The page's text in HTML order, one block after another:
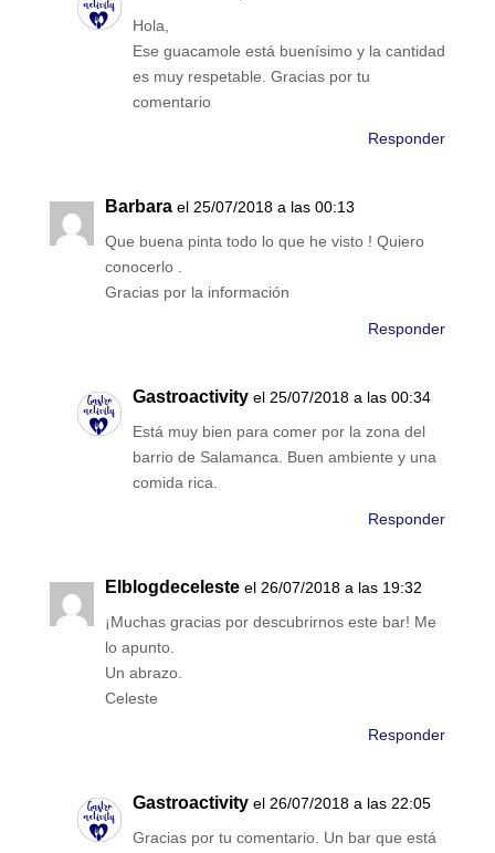
Hola,
Ese guacamole está buenísimo y la cantidad
es muy respetable. Gracias por tu
comentario
Responder
Barbara el 25/07/2018 a las 00:13
Que buena pinta todo lo que he visto ! Quiero
conocerlo .
Gracias por la información
Responder
Gastroactivity el 25/07/2018 a las 00:34
Está muy bien para comer por la zona del
barrio de Salamanca. Buen ambiente y una
comida rica.
Responder
Elblogdeceleste el 26/07/2018 a las 19:32
¡Muchas gracias por descubrirnos este bar! Me
lo apunto.
Un abrazo.
Celeste
Responder
Gastroactivity el 26/07/2018 a las 22:05
Gracias por tu comentario. Un bar que está